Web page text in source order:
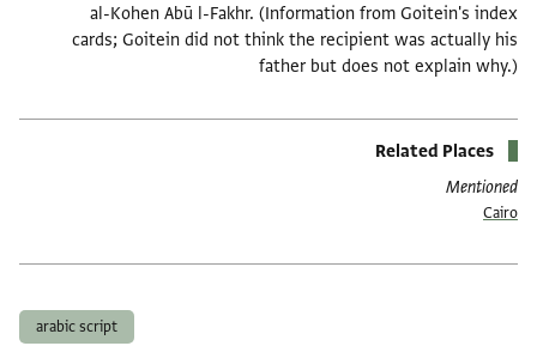
al-Kohen Abū l-Fakhr. (Information from Goitein's index
cards; Goitein did not think the recipient was actually his
father but does not explain why.)
Related Places
Mentioned
Cairo
arabic script